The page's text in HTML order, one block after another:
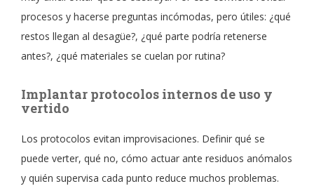
procesos y hacerse preguntas incómodas, pero útiles: ¿qué
restos llegan al desagüe?, ¿qué parte podría retenerse
antes?, ¿qué materiales se cuelan por rutina?
Implantar protocolos internos de uso y
vertido
Los protocolos evitan improvisaciones. Definir qué se
puede verter, qué no, cómo actuar ante residuos anómalos
y quién supervisa cada punto reduce muchos problemas.